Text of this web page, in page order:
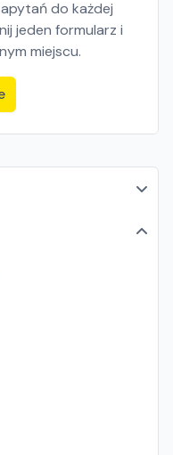
do każdej
jeden formularz i
miejscu.